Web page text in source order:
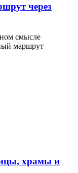
через
смысле
маршрут
храмы и